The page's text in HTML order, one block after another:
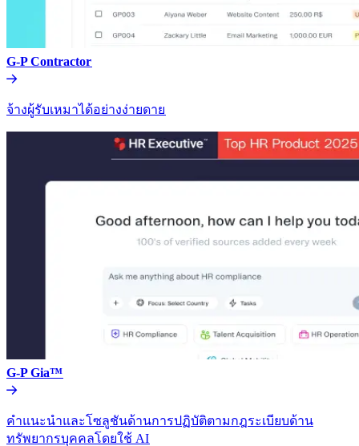
G-P Contractor​​
จ้างผู้รับเหมาได้อย่างง่ายดาย​​
G-P Gia™​​
คำแนะนำและโซลูชันด้านการปฏิบัติตามกฎระเบียบด้าน
ทรัพยากรบุคคลโดยใช้ AI​​